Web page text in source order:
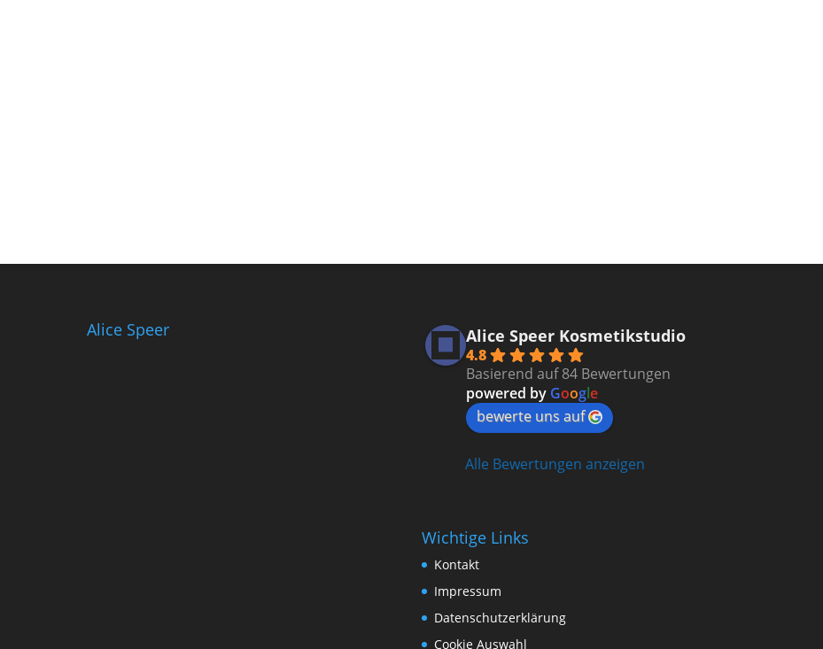
Alice Speer Alice Speer Kosmetikstudio
4.8
Basierend auf 84 Bewertungen
powered by Google
bewerte uns auf
Alle Bewertungen anzeigen
Wichtige Links
Kontakt
Impressum
Datenschutzerklärung
Cookie Auswahl